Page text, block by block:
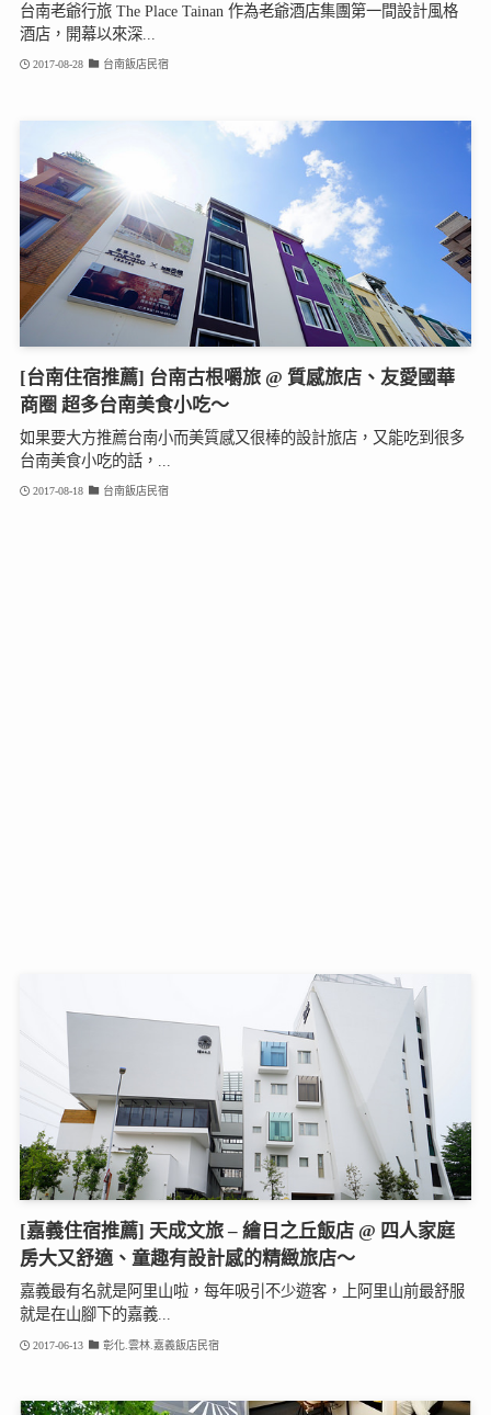
台南老爺行旅 The Place Tainan 作為老爺酒店集團第一間設計風格
酒店，開幕以來深...
2017-08-28 台南飯店民宿
[台南住宿推薦] 台南古根嚼旅 @ 質感旅店、友愛國華
商圈 超多台南美食小吃～
如果要大方推薦台南小而美質感又很棒的設計旅店，又能吃到很多
台南美食小吃的話，...
2017-08-18 台南飯店民宿
[嘉義住宿推薦] 天成文旅 – 繪日之丘飯店 @ 四人家庭
房大又舒適、童趣有設計感的精緻旅店～
嘉義最有名就是阿里山啦，每年吸引不少遊客，上阿里山前最舒服
就是在山腳下的嘉義...
2017-06-13 彰化.雲林.嘉義飯店民宿